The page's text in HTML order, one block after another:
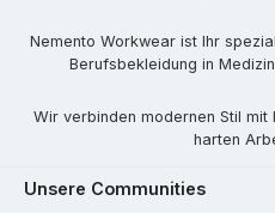
Nemento Workwear ist Ihr
Berufsbekleidung in
Wir verbinden modernen Stil
harten
Unsere Communities